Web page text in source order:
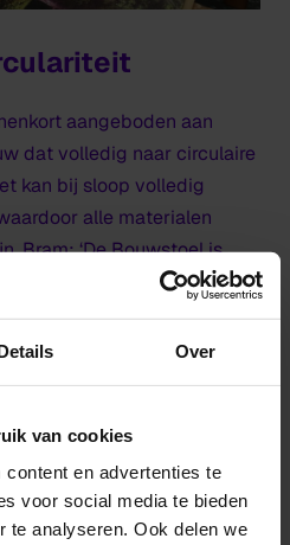
Over
van cookies
en advertenties te
voor social media te bieden
te analyseren. Ook delen we
aangeboden aan
dat volledig naar circulaire
kan bij sloop volledig
alle materialen
Bram: ‘De Bouwstoel is
op het terrein van Triodos.
bestemming en via via
Ik heb ze omgezet in
van dit gebouw. De
in het ontwerp en de
de omgeving waar het
toppunt van circulariteit.’